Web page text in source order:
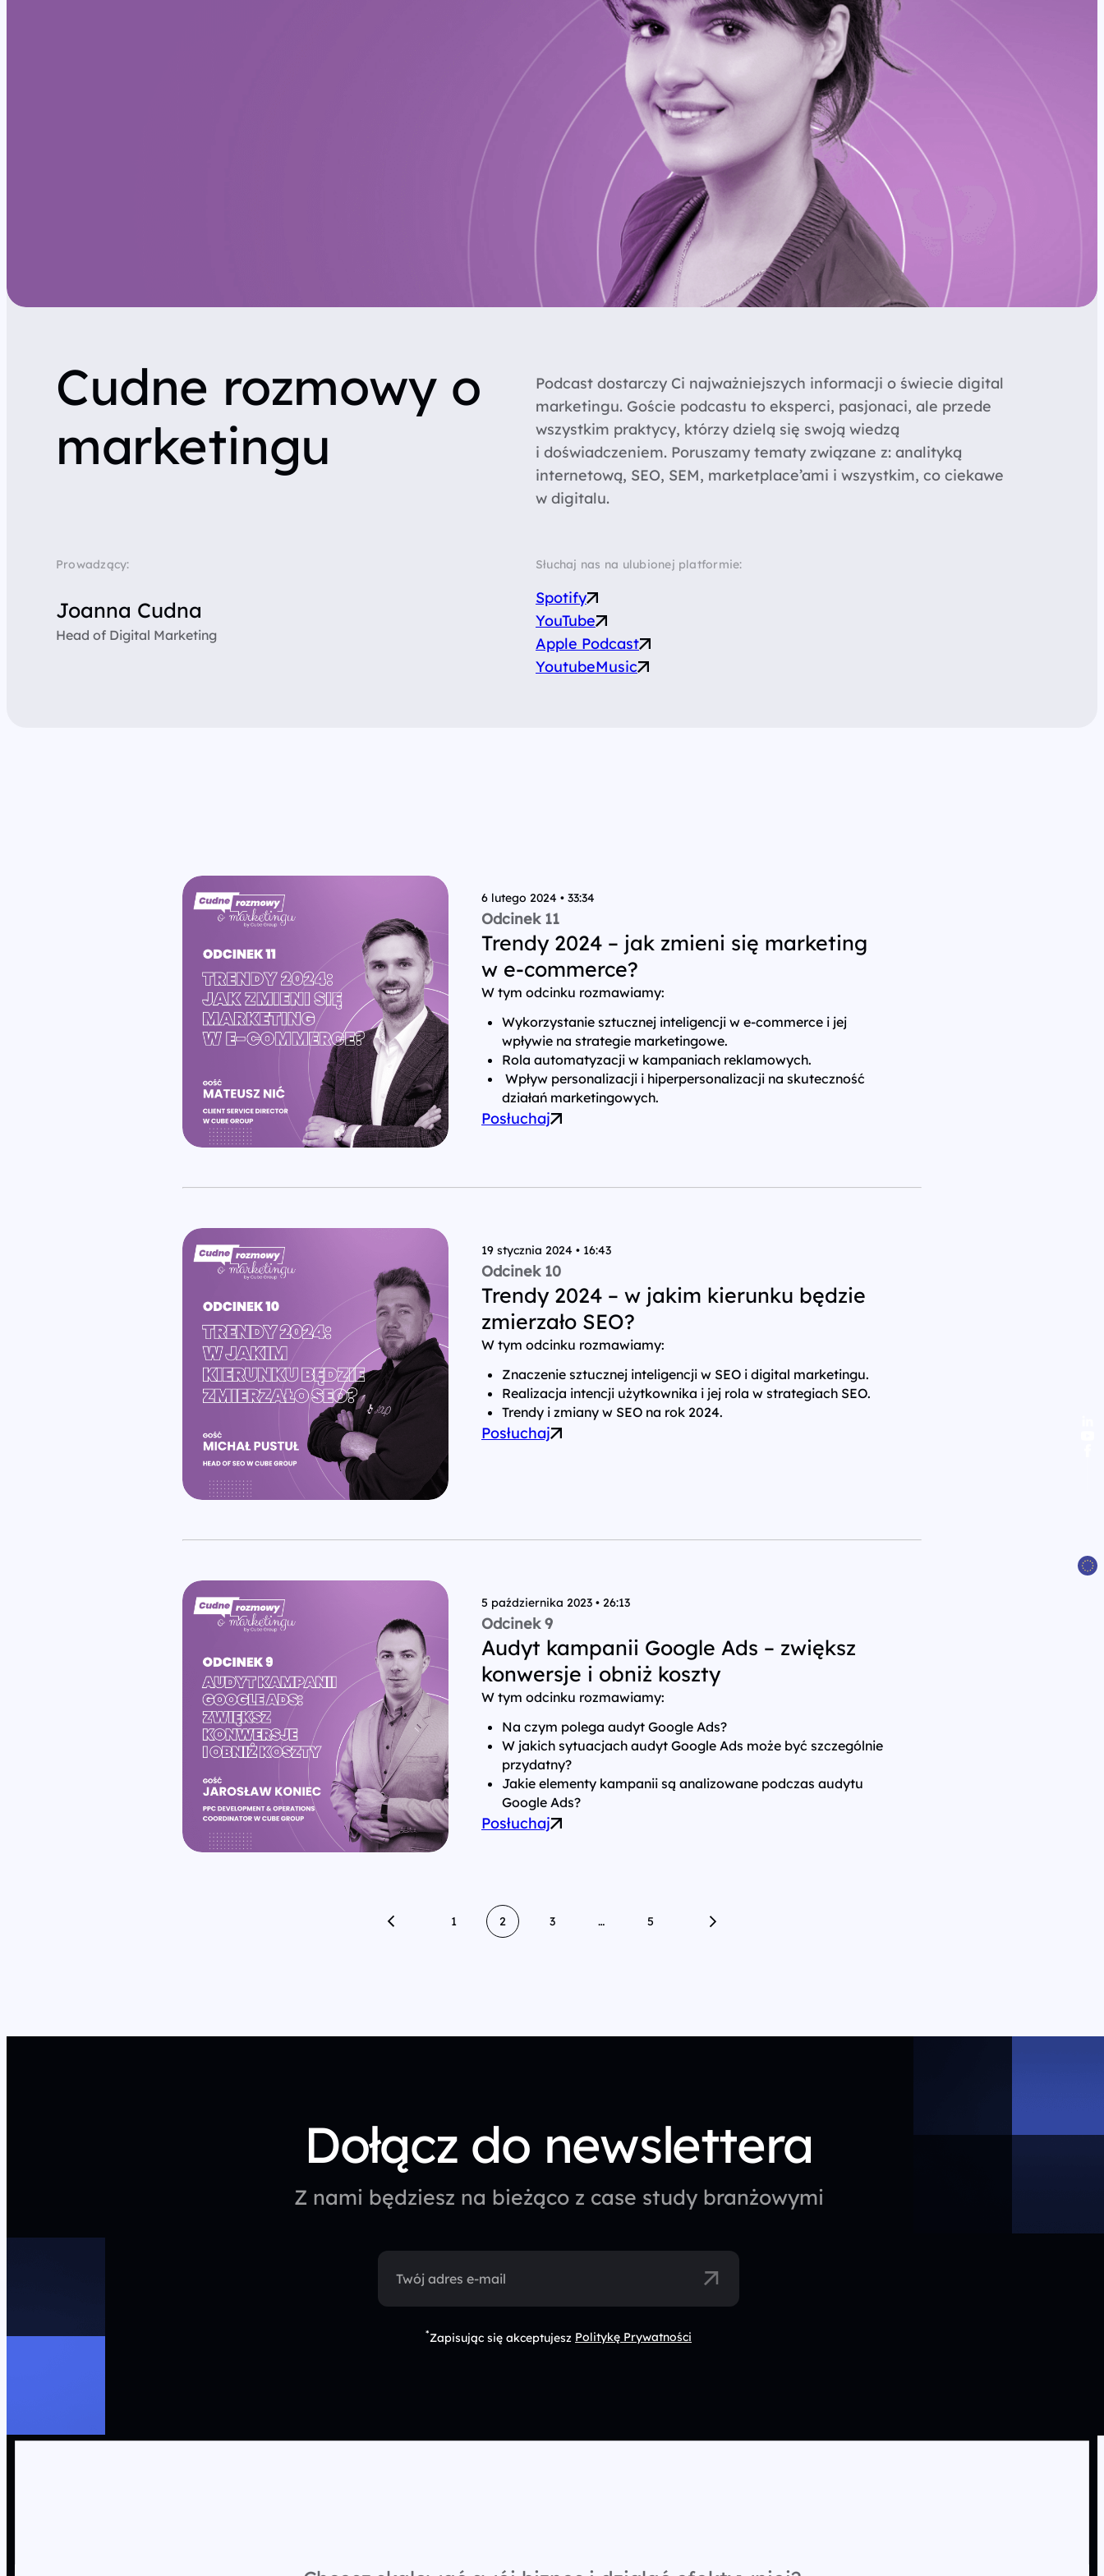
Cudne rozmowy o
marketingu
Podcast dostarczy Ci najważniejszych informacji o świecie digital
marketingu. Goście podcastu to eksperci, pasjonaci, ale przede
wszystkim praktycy, którzy dzielą się swoją wiedzą
i doświadczeniem. Poruszamy tematy związane z: analityką
internetową, SEO, SEM, marketplace’ami i wszystkim, co ciekawe
w digitalu.
Prowadzący:
Joanna Cudna
Head of Digital Marketing
Słuchaj nas na ulubionej platformie:
Spotify
YouTube
Apple Podcast
YoutubeMusic
6 lutego 2024 • 33:34
Odcinek 11
Trendy 2024 – jak zmieni się marketing
w e-commerce?
W tym odcinku rozmawiamy:
Wykorzystanie sztucznej inteligencji w e-commerce i jej
wpływie na strategie marketingowe.
Rola automatyzacji w kampaniach reklamowych.
Wpływ personalizacji i hiperpersonalizacji na skuteczność
działań marketingowych.
Posłuchaj
19 stycznia 2024 • 16:43
Odcinek 10
Trendy 2024 – w jakim kierunku będzie
zmierzało SEO?
W tym odcinku rozmawiamy:
Znaczenie sztucznej inteligencji w SEO i digital marketingu.
Realizacja intencji użytkownika i jej rola w strategiach SEO.
Trendy i zmiany w SEO na rok 2024.
Posłuchaj
5 października 2023 • 26:13
Odcinek 9
Audyt kampanii Google Ads – zwiększ
konwersje i obniż koszty
W tym odcinku rozmawiamy:
Na czym polega audyt Google Ads?
W jakich sytuacjach audyt Google Ads może być szczególnie
przydatny?
Jakie elementy kampanii są analizowane podczas audytu
Google Ads?
Posłuchaj
1 2 3 … 5
Dołącz do newslettera
Z nami będziesz na bieżąco z case study branżowymi
Twój adres e-mail
*Zapisując się akceptujesz Politykę Prywatności